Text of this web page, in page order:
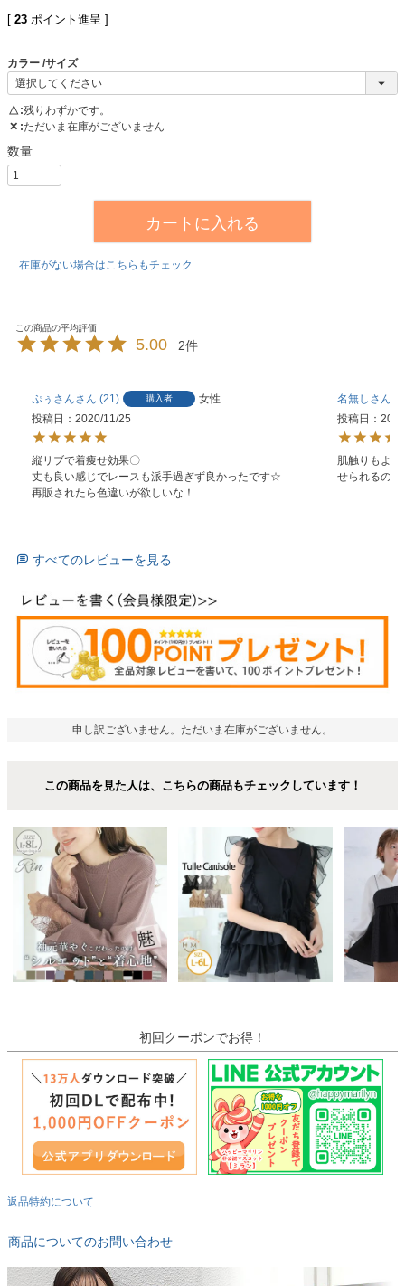
[ 23 ポイント進呈 ]
カラー サイズ
△ 残りわずかです。
✕ ただいま在庫がございません
カートに入れる
在庫がない場合はこちらもチェック
5.00 2
ぷぅさん 21 購入者
女性
投稿日
2020/11/25
縦リブで着痩せ効果〇
丈も良い感じでレースも派手過ぎず良かったです☆
再販されたら色違いが欲しいな！
名無し
投稿日
肌触りもよ
せられるの
すべてのレビューを見る
申し訳ございません。ただいま在庫がございません。
この商品を見た人は、こちらの商品もチェックしています！
初回クーポンでお得！
返品特約について
商品についてのお問い合わせ